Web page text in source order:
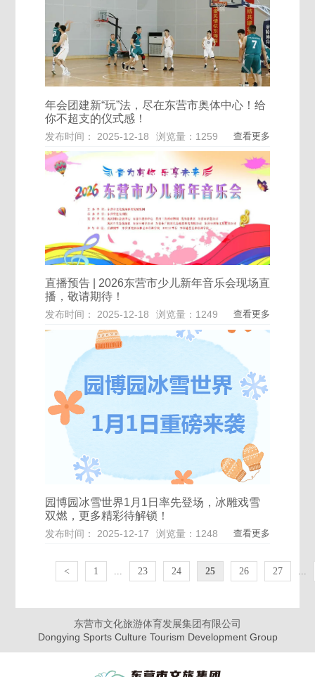
年会团建新“玩”法，尽在东营市奥体中心！给
你不超支的仪式感！
发布时间： 2025-12-18 浏览量：1259 查看更多
直播预告 | 2026东营市少儿新年音乐会现场直
播，敬请期待！
发布时间： 2025-12-18 浏览量：1249 查看更多
园博园冰雪世界1月1日率先登场，冰雕戏雪
双燃，更多精彩待解锁！
发布时间： 2025-12-17 浏览量：1248 查看更多
< 1 ... 23 24 25 26 27 ...
东营市文化旅游体育发展集团有限公司
Dongying Sports Culture Tourism Development Group